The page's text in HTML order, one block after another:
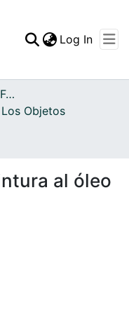
Statistics
Log In
Archivo del Patrimonio Fotográfico y Fílmico del Valle del Cauca
Los Objetos
al óleo